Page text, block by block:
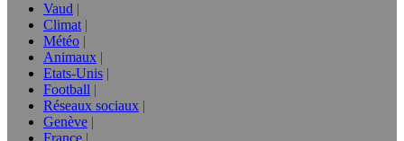
Vaud
Climat
Météo
Animaux
Etats-Unis
Football
Réseaux sociaux
Genève
France